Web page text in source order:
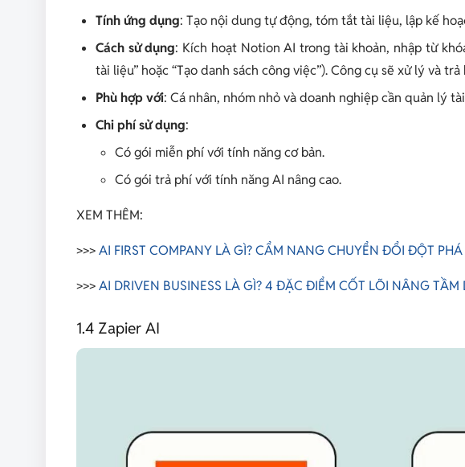
Tính ứng dụng: Tạo nội dung tự động, tóm tắt tài liệu, lập kế
Cách sử dụng: Kích hoạt Notion AI trong tài khoản, nhập từ
tài liệu” hoặc “Tạo danh sách công việc”). Công cụ sẽ xử lý và
Phù hợp với: Cá nhân, nhóm nhỏ và doanh nghiệp cần quản lý
Chi phí sử dụng:
Có gói miễn phí với tính năng cơ bản.
Có gói trả phí với tính năng AI nâng cao.
XEM THÊM:
>>>AI FIRST COMPANY LÀ GÌ? CẨM NANG CHUYỂN ĐỔI ĐỘT
>>>AI DRIVEN BUSINESS LÀ GÌ? 4 ĐẶC ĐIỂM CỐT LÕI NÂNG TẦM
1.4 Zapier AI